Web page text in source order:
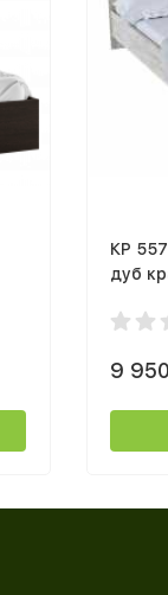
КР
дуб
9 950